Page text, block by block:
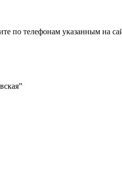
по телефонам указанным на